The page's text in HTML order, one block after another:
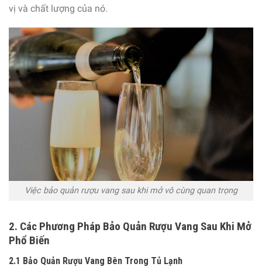
vị và chất lượng của nó.
Việc bảo quản rượu vang sau khi mở vô cùng quan trọng
2. Các Phương Pháp Bảo Quản Rượu Vang Sau Khi Mở
Phổ Biến
2.1 Bảo Quản Rượu Vang Bên Trong Tủ Lạnh